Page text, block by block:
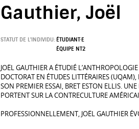
Gauthier, Joël
STATUT DE L'INDIVIDU: ÉTUDIANT·E
ÉQUIPE NT2
JOËL GAUTHIER A ÉTUDIÉ
DOCTORAT EN ÉTUDES LITTÉRAIRES
SON PREMIER ESSAI, BRET ESTON ELLIS.
PORTENT SUR LA CONTRECULTURE
PROFESSIONNELLEMENT, JOËL GAUTHIER